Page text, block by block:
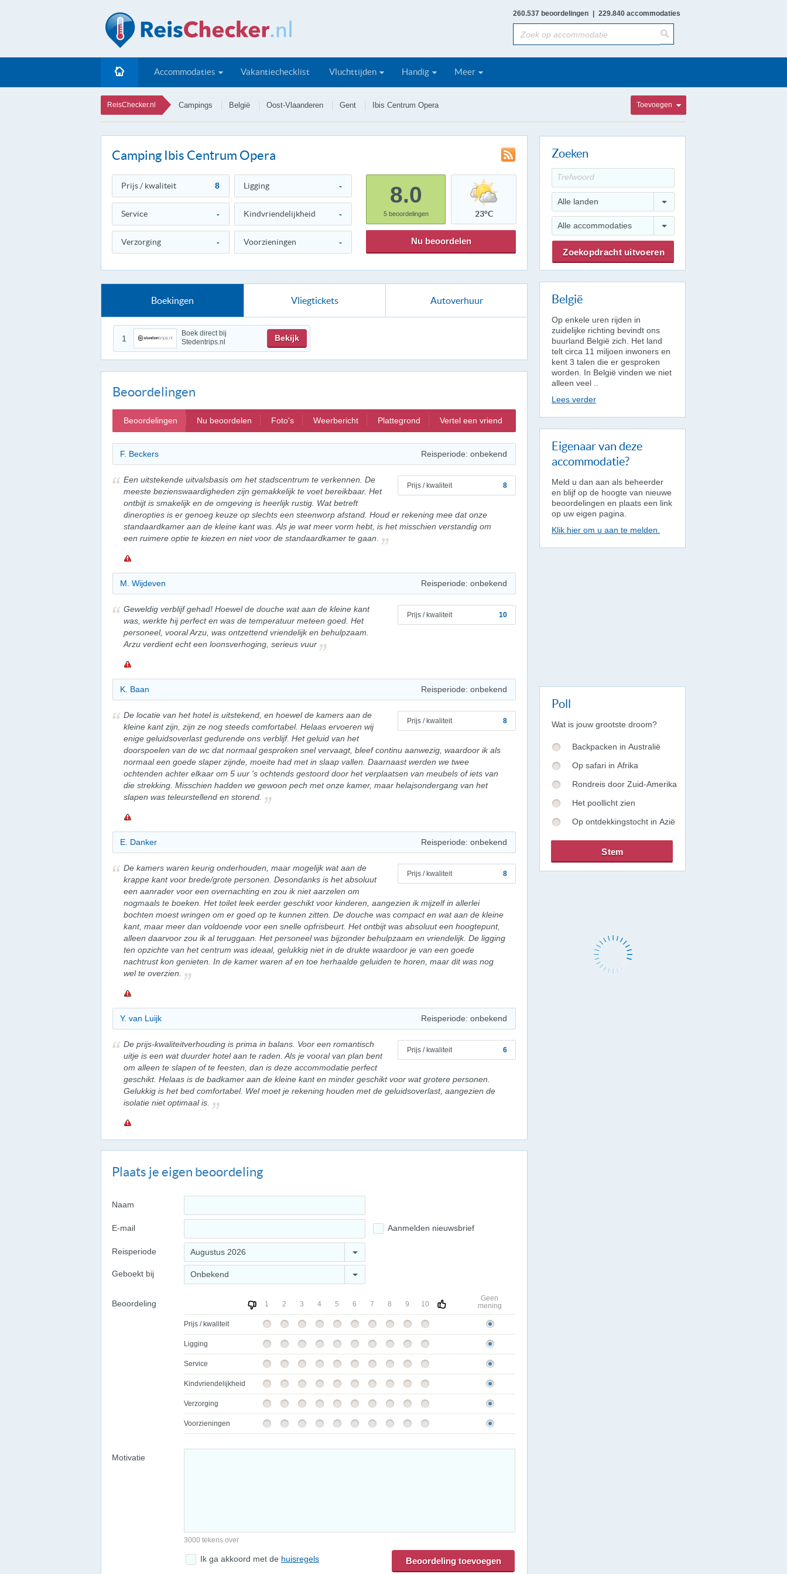
260.537 beoordelingen 229.840 accommodaties
Accommodaties Vakantiechecklist Vluchttijden Handig Meer
ReisChecker.nl Campings België Oost-Vlaanderen Gent Ibis Centrum Opera Toevoegen
Camping Ibis Centrum Opera
Prijs / kwaliteit 8 Ligging -
Service - Kindvriendelijkheid -
Verzorging - Voorzieningen -
8.0
5beoordelingen 23°C
Nu beoordelen
Boekingen Vliegtickets Autoverhuur
1
Boek direct bij
Stedentrips.nl
Bekijk
Beoordelingen
Beoordelingen Nu beoordelen Foto's Weerbericht Plattegrond Vertel een vriend
F. Beckers Reisperiode: onbekend
Prijs / kwaliteit 8
Een uitstekende uitvalsbasis om het stadscentrum te verkennen. De
meeste bezienswaardigheden zijn gemakkelijk te voet bereikbaar. Het
ontbijt is smakelijk en de omgeving is heerlijk rustig. Wat betreft
dineropties is er genoeg keuze op slechts een steenworp afstand. Houd er rekening mee dat onze
standaardkamer aan de kleine kant was. Als je wat meer vorm hebt, is het misschien verstandig om
een ruimere optie te kiezen en niet voor de standaardkamer te gaan.
M. Wijdeven Reisperiode: onbekend
Prijs / kwaliteit 10
Geweldig verblijf gehad! Hoewel de douche wat aan de kleine kant
was, werkte hij perfect en was de temperatuur meteen goed. Het
personeel, vooral Arzu, was ontzettend vriendelijk en behulpzaam.
Arzu verdient echt een loonsverhoging, serieus vuur
K. Baan Reisperiode: onbekend
Prijs / kwaliteit 8
De locatie van het hotel is uitstekend, en hoewel de kamers aan de
kleine kant zijn, zijn ze nog steeds comfortabel. Helaas ervoeren wij
enige geluidsoverlast gedurende ons verblijf. Het geluid van het
doorspoelen van de wc dat normaal gesproken snel vervaagt, bleef continu aanwezig, waardoor ik als
normaal een goede slaper zijnde, moeite had met in slaap vallen. Daarnaast werden we twee
ochtenden achter elkaar om 5 uur 's ochtends gestoord door het verplaatsen van meubels of iets van
die strekking. Misschien hadden we gewoon pech met onze kamer, maar helajsondergang van het
slapen was teleurstellend en storend.
E. Danker Reisperiode: onbekend
Prijs / kwaliteit 8
De kamers waren keurig onderhouden, maar mogelijk wat aan de
krappe kant voor brede/grote personen. Desondanks is het absoluut
een aanrader voor een overnachting en zou ik niet aarzelen om
nogmaals te boeken. Het toilet leek eerder geschikt voor kinderen, aangezien ik mijzelf in allerlei
bochten moest wringen om er goed op te kunnen zitten. De douche was compact en wat aan de kleine
kant, maar meer dan voldoende voor een snelle opfrisbeurt. Het ontbijt was absoluut een hoogtepunt,
alleen daarvoor zou ik al teruggaan. Het personeel was bijzonder behulpzaam en vriendelijk. De ligging
ten opzichte van het centrum was ideaal, gelukkig niet in de drukte waardoor je van een goede
nachtrust kon genieten. In de kamer waren af en toe herhaalde geluiden te horen, maar dit was nog
wel te overzien.
Y. van Luijk Reisperiode: onbekend
Prijs / kwaliteit 6
De prijs-kwaliteitverhouding is prima in balans. Voor een romantisch
uitje is een wat duurder hotel aan te raden. Als je vooral van plan bent
om alleen te slapen of te feesten, dan is deze accommodatie perfect
geschikt. Helaas is de badkamer aan de kleine kant en minder geschikt voor wat grotere personen.
Gelukkig is het bed comfortabel. Wel moet je rekening houden met de geluidsoverlast, aangezien de
isolatie niet optimaal is.
Plaats je eigen beoordeling
Naam
E-mail Aanmelden nieuwsbrief
Reisperiode Augustus 2026
Geboekt bij Onbekend
Beoordeling 1 2 3 4 5 6 7 8 9 10
Geen
mening
Prijs / kwaliteit
Ligging
Service
Kindvriendelijkheid
Verzorging
Voorzieningen
Motivatie
3000 tekens over
Ik ga akkoord met de huisregels
Zoeken
Alle landen
Alle accommodaties
België
Op enkele uren rijden in
zuidelijke richting bevindt ons
buurland België zich. Het land
telt circa 11 miljoen inwoners en
kent 3 talen die er gesproken
worden. In België vinden we niet
alleen veel ..
Lees verder
Eigenaar van deze
accommodatie?
Meld u dan aan als beheerder
en blijf op de hoogte van nieuwe
beoordelingen en plaats een link
op uw eigen pagina.
Klik hier om u aan te melden.
Poll
Wat is jouw grootste droom?
Backpacken in Australië
Op safari in Afrika
Rondreis door Zuid-Amerika
Het poollicht zien
Op ontdekkingstocht in Azië